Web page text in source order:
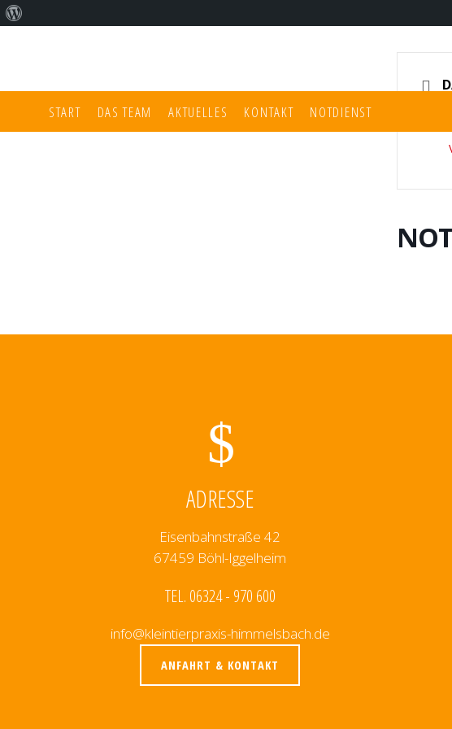
START DAS TEAM AKTUELLES KONTAKT NOTDIENST
ADRESSE
Eisenbahnstraße 42
67459 Böhl-Iggelheim
TEL. 06324 - 970 600
info@kleintierpraxis-himmelsbach.de
ANFAHRT & KONTAKT